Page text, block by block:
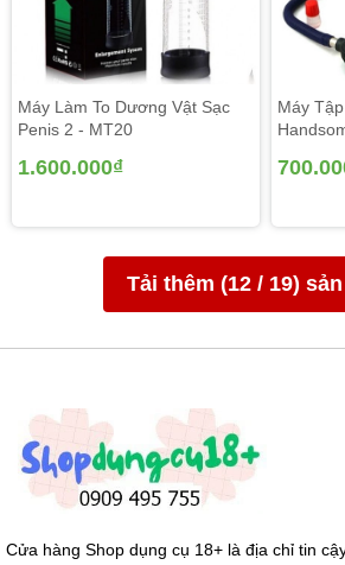
Máy Làm To Dương Vật Sạc
Penis 2 - MT20
1.600.000₫
Máy
Tải thêm (12/ 19)
Cửa hàng Shop dụng cụ 18+ là địa chỉ tin